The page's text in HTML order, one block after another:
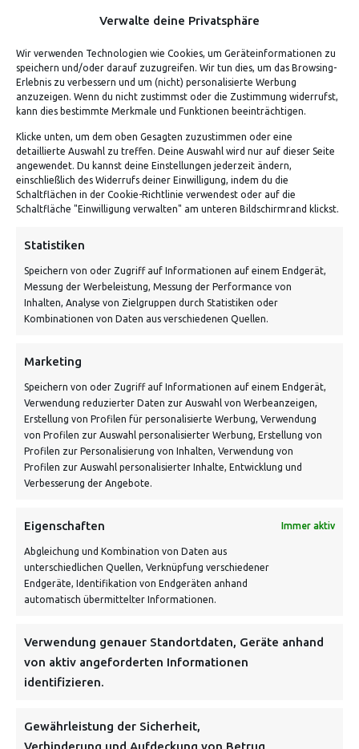
Verwalte deine Privatsphäre
Wir verwenden Technologien wie Cookies, um Geräteinformationen zu
speichern und/oder darauf zuzugreifen. Wir tun dies, um das Browsing-
Erlebnis zu verbessern und um (nicht) personalisierte Werbung
anzuzeigen. Wenn du nicht zustimmst oder die Zustimmung widerrufst,
kann dies bestimmte Merkmale und Funktionen beeinträchtigen.
Klicke unten, um dem oben Gesagten zuzustimmen oder eine
detaillierte Auswahl zu treffen. Deine Auswahl wird nur auf dieser Seite
angewendet. Du kannst deine Einstellungen jederzeit ändern,
einschließlich des Widerrufs deiner Einwilligung, indem du die
Schaltflächen in der Cookie-Richtlinie verwendest oder auf die
Schaltfläche "Einwilligung verwalten" am unteren Bildschirmrand klickst.
Statistiken
Speichern von oder Zugriff auf Informationen auf einem Endgerät,
Messung der Werbeleistung, Messung der Performance von
Inhalten, Analyse von Zielgruppen durch Statistiken oder
Kombinationen von Daten aus verschiedenen Quellen.
Marketing
Speichern von oder Zugriff auf Informationen auf einem Endgerät,
Verwendung reduzierter Daten zur Auswahl von Werbeanzeigen,
Erstellung von Profilen für personalisierte Werbung, Verwendung
von Profilen zur Auswahl personalisierter Werbung, Erstellung von
Profilen zur Personalisierung von Inhalten, Verwendung von
Profilen zur Auswahl personalisierter Inhalte, Entwicklung und
Verbesserung der Angebote.
Eigenschaften Immer aktiv
Abgleichung und Kombination von Daten aus
unterschiedlichen Quellen, Verknüpfung verschiedener
Endgeräte, Identifikation von Endgeräten anhand
automatisch übermittelter Informationen.
Verwendung genauer Standortdaten, Geräte anhand
von aktiv angeforderten Informationen
identifizieren.
Gewährleistung der Sicherheit,
Verhinderung und Aufdeckung von Betrug
ADRESSE
Von Tiling GmbH
Kontakt: Mo - Fr von 10:00 bis 18:00 Uhr
info@vontiling.de
VERSANDKOSTENHINWEIS:
NEWSLETTER
Danke, deine Registrierung war erfolgreich! Bitte prüfe